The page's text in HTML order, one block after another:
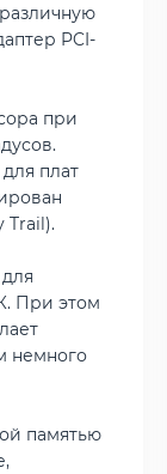
PCI-
при
плат
Trail).
При этом
немного
памятью